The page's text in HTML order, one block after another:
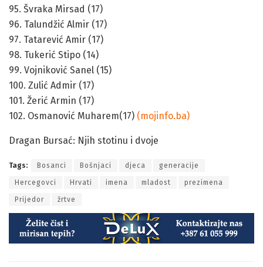
95. Švraka Mirsad (17)
96. Talundžić Almir (17)
97. Tatarević Amir (17)
98. Tukerić Stipo (14)
99. Vojniković Sanel (15)
100. Zulić Admir (17)
101. Žerić Armin (17)
102. Osmanović Muharem(17) (mojinfo.ba)
Dragan Bursać: Njih stotinu i dvoje
Tags: Bosanci Bošnjaci djeca generacije
Hercegovci Hrvati imena mladost prezimena
Prijedor žrtve